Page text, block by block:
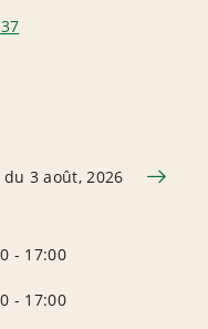
3 août, 2026
- 17:00
- 17:00